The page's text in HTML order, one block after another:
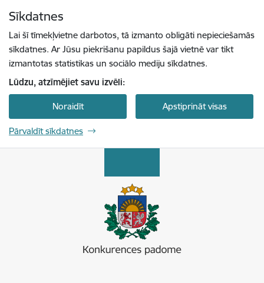
Sīkdatnes
Lai šī tīmekļvietne darbotos, tā izmanto obligāti nepieciešamās
sīkdatnes. Ar Jūsu piekrišanu papildus šajā vietnē var tikt
izmantotas statistikas un sociālo mediju sīkdatnes.
Lūdzu, atzīmējiet savu izvēli:
Noraidīt Apstiprināt visas
Pārvaldīt sīkdatnes